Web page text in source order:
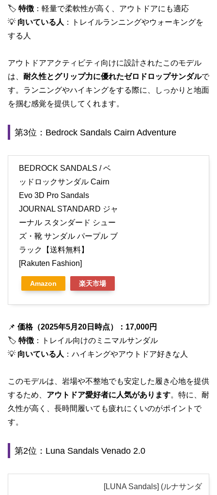
🏷 特徴 ：軽量で柔軟性が高く、アウトドアにも適応
💡 向いている人 ：トレイルランニングやウォーキングを
する人
アウトドアアクティビティ向けに設計されたこのモデル
は、 耐久性とグリップ力に優れたゼロドロップサンダルで
す。ランニングやハイキングをする際に、しっかりと地面
を掴む感覚を提供してくれます。
第3位：Bedrock Sandals Cairn Adventure
BEDROCK SANDALS / ベ
ッドロックサンダル Cairn
Evo 3D Pro Sandals
JOURNAL STANDARD ジャ
ーナル スタンダード シュー
ズ・靴 サンダル パープル ブ
ラック【送料無料】
[Rakuten Fashion]
Amazon 楽天市場
📌 価格（2025年5月20日時点）：17,000円
🏷 特徴 ：トレイル向けのミニマルサンダル
💡 向いている人 ：ハイキングやアウトドア好きな人
このモデルは、岩場や不整地でも安定した履き心地を提供
するため、 アウトドア愛好者に人気があります。特に、耐
久性が高く、長時間履いても疲れにくいのがポイントで
す。
第2位：Luna Sandals Venado 2.0
[LUNA Sandals] (ルナサンダ